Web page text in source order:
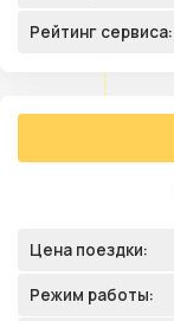
Рейтинг сервиса:
Цена поездки:
Режим работы: